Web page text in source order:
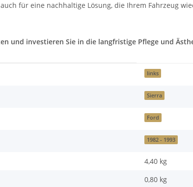
für eine nachhaltige Lösung, die Ihrem Fahrzeug
und investieren Sie in die langfristige Pflege und
links
Sierra
Ford
1982 - 1993
4,40 kg
0,80 kg